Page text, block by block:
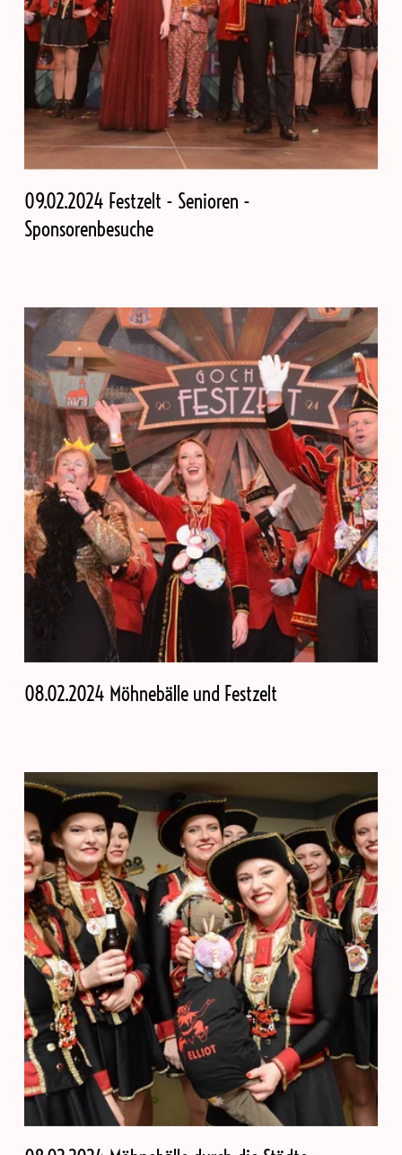
09.02.2024 Festzelt - Senioren -
Sponsorenbesuche
08.02.2024 Möhnebälle und Festzelt